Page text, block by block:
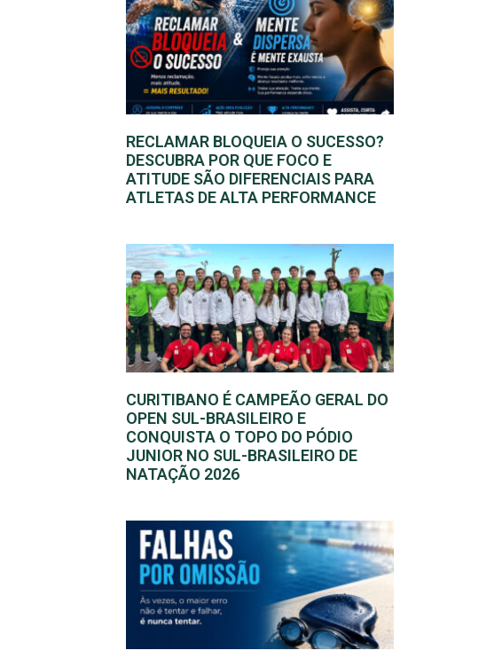
RECLAMAR BLOQUEIA O SUCESSO?
DESCUBRA POR QUE FOCO E
ATITUDE SÃO DIFERENCIAIS PARA
ATLETAS DE ALTA PERFORMANCE
CURITIBANO É CAMPEÃO GERAL DO
OPEN SUL-BRASILEIRO E
CONQUISTA O TOPO DO PÓDIO
JUNIOR NO SUL-BRASILEIRO DE
NATAÇÃO 2026